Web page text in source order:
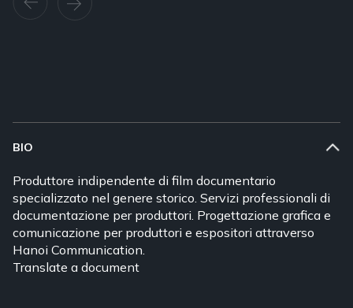
BIO
Produttore indipendente di film documentario
specializzato nel genere storico. Servizi professionali di
documentazione per produttori. Progettazione grafica e
comunicazione per produttori e espositori attraverso
Hanoi Communication.
Translate a document